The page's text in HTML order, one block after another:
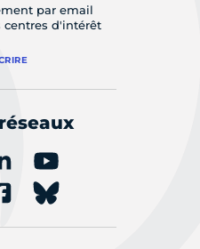
par email
centres d'intérêt